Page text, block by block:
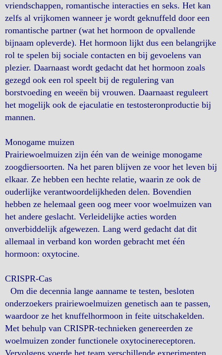
vriendschappen, romantische interacties en seks. Het kan
zelfs al vrijkomen wanneer je wordt geknuffeld door een
romantische partner (wat het hormoon de opvallende
bijnaam opleverde). Het hormoon lijkt dus een belangrijke
rol te spelen bij sociale contacten en bij gevoelens van
plezier. Daarnaast wordt gedacht dat het hormoon zoals
gezegd ook een rol speelt bij de regulering van
borstvoeding en weeën bij vrouwen. Daarnaast reguleert
het mogelijk ook de ejaculatie en testosteronproductie bij
mannen.
Monogame muizen
Prairiewoelmuizen zijn één van de weinige monogame
zoogdiersoorten. Na het paren blijven ze voor het leven bij
elkaar. Ze hebben een hechte relatie, waarin ze ook de
ouderlijke verantwoordelijkheden delen. Bovendien
hebben ze helemaal geen oog meer voor woelmuizen van
het andere geslacht. Verleidelijke acties worden
onverbiddelijk afgewezen. Lang werd gedacht dat dit
allemaal in verband kon worden gebracht met één
hormoon: oxytocine.
CRISPR-Cas
Om die decennia lange aanname te testen, besloten
onderzoekers prairiewoelmuizen genetisch aan te passen,
waardoor ze het knuffelhormoon in feite uitschakelden.
Met behulp van CRISPR-technieken genereerden ze
woelmuizen zonder functionele oxytocinereceptoren.
Vervolgens voerde het team verschillende experimenten